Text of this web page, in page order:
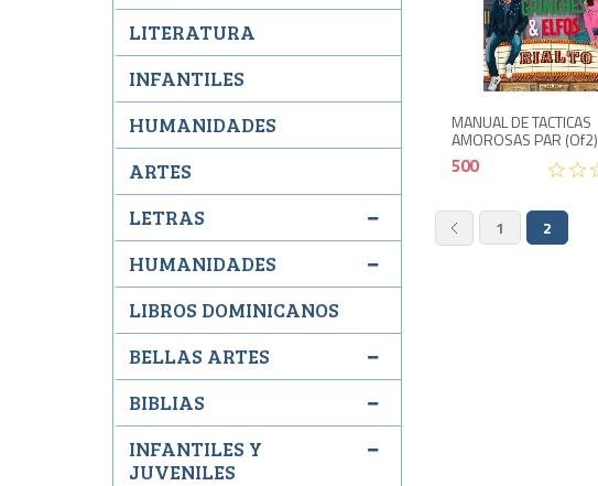
MANUAL DE TACTICAS
AMOROSAS PAR (of2)
500
1 2
LITERATURA
INFANTILES
HUMANIDADES
ARTES
LETRAS
HUMANIDADES
LIBROS DOMINICANOS
BELLAS ARTES
BIBLIAS
INFANTILES Y
JUVENILES